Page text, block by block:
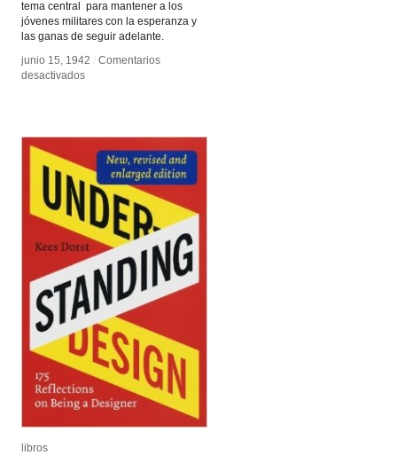
tema central para mantener a los
jóvenes militares con la esperanza y
las ganas de seguir adelante.
junio 15, 1942 / Comentarios
desactivadosen
junio 15, 1942 / Comentarios
desactivadosen
libros
libros